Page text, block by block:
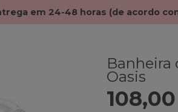
em 24-48 horas (de acordo
Banheira
Oasis